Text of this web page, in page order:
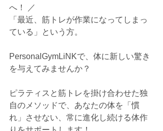
へ！ ／
「最近、筋トレが作業になってしまっ
ている」という方。
PersonalGymLiNKで、体に新しい驚き
を与えてみませんか？
ピラティスと筋トレを掛け合わせた独
自のメソッドで、あなたの体を「慣
れ」させない、常に進化し続ける体作